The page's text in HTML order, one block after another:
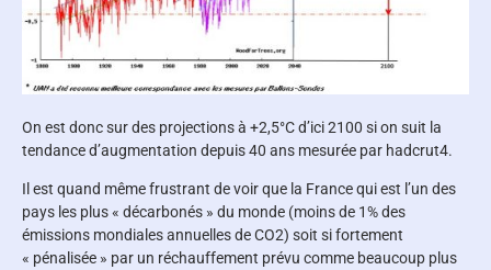
On est donc sur des projections à +2,5°C d’ici 2100 si on suit la
tendance d’augmentation depuis 40 ans mesurée par hadcrut4.
Il est quand même frustrant de voir que la France qui est l’un des
pays les plus « décarbonés » du monde (moins de 1% des
émissions mondiales annuelles de CO2) soit si fortement
« pénalisée » par un réchauffement prévu comme beaucoup plus